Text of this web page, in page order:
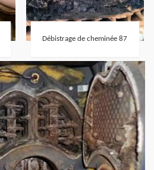
Débistrage de cheminée 87